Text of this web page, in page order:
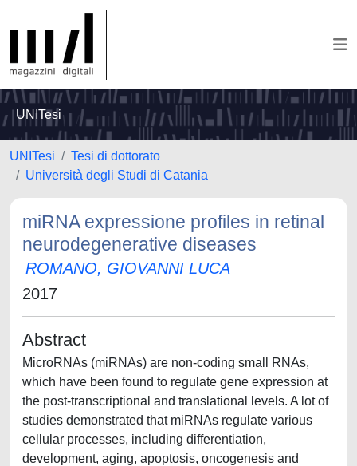
UNITesi
UNITesi
Tesi di dottorato
Università degli Studi di Catania
miRNA expressione profiles in retinal
neurodegenerative diseases
ROMANO, GIOVANNI LUCA
2017
Abstract
MicroRNAs (miRNAs) are non-coding small RNAs,
which have been found to regulate gene expression at
the post-transcriptional and translational levels. A lot of
studies demonstrated that miRNAs regulate various
cellular processes, including differentiation,
development, aging, apoptosis, oncogenesis and